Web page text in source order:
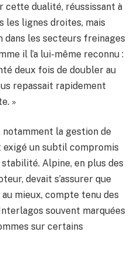
cette dualité, réussissant à
les lignes droites, mais
dans les secteurs freinages
il l’a lui-même reconnu :
deux fois de doubler au
repassait rapidement
»
notamment la gestion de
exigé un subtil compromis
Alpine, en plus des
devait s’assurer que
mieux, compte tenu des
souvent marquées
sur certains